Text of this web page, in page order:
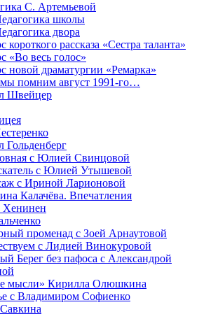
С. Артемьевой
школы
двора
короткого рассказа «Сестра таланта»
«Во весь голос»
новой драматургии «Ремарка»
помним август 1991-го…
Швейцер
Гольденберг
с Юлией Свинцовой
с Юлией Утышевой
с Ириной Ларионовой
Калачёва. Впечатления
Хенинен
променад с Зоей Арнаутовой
с Лидией Винокуровой
Берег без пафоса с Александрой
мысли» Кирилла Олюшкина
с Владимиром Софиенко